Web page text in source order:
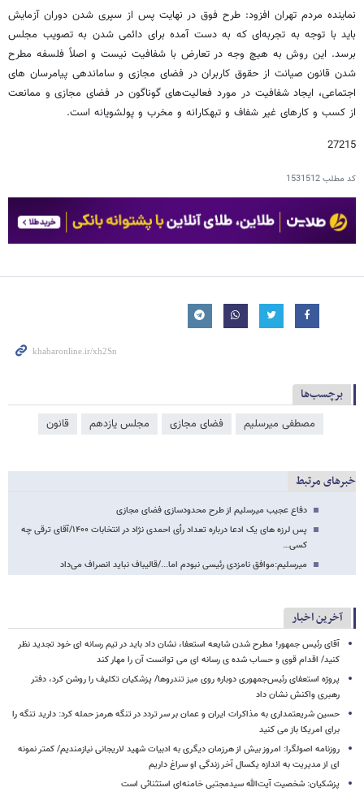
نماینده مردم تهران افزود: طرح فوق در نهایت پس از سپری شدن دوران آزمایش
باید با توجه به تجربه‌ای که به دست آمده برای دائمی شدن به تصویب مجلس
برسد. این روش به هیچ وجه در تعارض با شفافیت نیست و اصلاً فلسفه مطرح
شدن قانون صیانت از حقوق کاربران در فضای مجازی و ساماندهی پیامرسان های
اجتماعی، ایجاد شفافیت در مورد فعالیت‌های گوناگون در فضای مجازی و ممانعت
از کسب و کارهای غیر شفاف و تبهکارانه و مخرب و پولشویانه است.
27215
کد مطلب1531512
برچسب‌ها
مصطفی میرسلیم فضای مجازی مجلس یازدهم قانون
خبرهای مرتبط
دفاع عجیب میرسلیم از طرح محدودسازی فضای مجازی
پس لرزه های یک ادعا درباره تعداد رأی احمدی نژاد در انتخابات ۱۴۰۰/آقای ترقی چه
کسی…
میرسلیم:موافق نامزدی رئیسی نبودم اما.../قالیباف نباید انصراف می‌داد
آخرین اخبار
آقای رئیس جمهور! مطرح شدن شایعه استعفا، نشان داد باید در تیم رسانه ای خود تجدید نظر
کنید/ اقدام قوی و حساب شده ی رسانه ای می توانست آن را مهار کند
پروژه استعفای رئیس‌جمهوری دوباره روی میز تندروها/ پزشکیان تکلیف را روشن کرد، دفتر
رهبری واکنش نشان داد
حسین شریعتمداری به مذاکرات ایران و عمان بر سر تردد در تنگه هرمز حمله کرد: دارید تنگه را
برای امریکا باز می کنید
روزنامه اصولگرا: امروز بیش از هرزمان دیگری به ادبیات شهید لاریجانی نیازمندیم/ کمتر نمونه
ای از مدیریت به اندازه یکسال آخر زندگی او سراغ داریم
پزشکیان: شخصیت آیت‌الله سیدمجتبی خامنه‌ای استثنائی است